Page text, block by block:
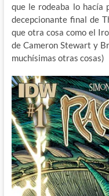
que le rodeaba lo hacía
decepcionante final de
que otra cosa como el
de Cameron Stewart y
muchísimas otras cosas)